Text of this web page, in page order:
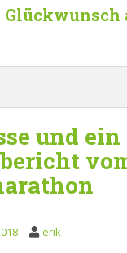
und ein
erik